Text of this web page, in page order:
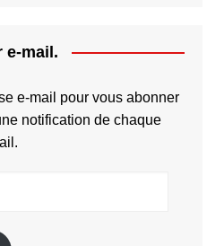
e-mail.
e-mail pour vous abonner
notification de chaque